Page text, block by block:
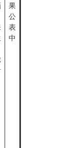
果
公
表
中